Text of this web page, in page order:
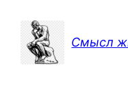
содержимому
Смысл